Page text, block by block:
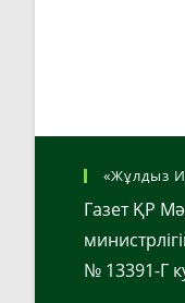
«Жұлдыз
Газет ҚР
№ 13391-Г